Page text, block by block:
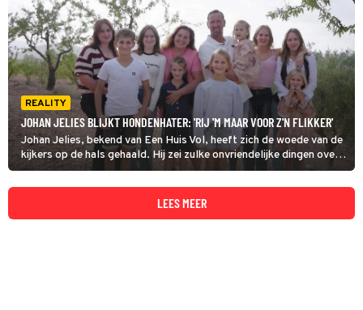
REALITY
JOHAN JELIES BLIJKT HONDENHATER: 'RIJ 'M MAAR VOOR Z'N FLIKKER'
Johan Jelies, bekend van Een Huis Vol, heeft zich de woede van de
kijkers op de hals gehaald. Hij zei zulke onvriendelijke dingen over
hond Bella dat ze Johan niet meer kunnen luchten of zien.
LEES MEER